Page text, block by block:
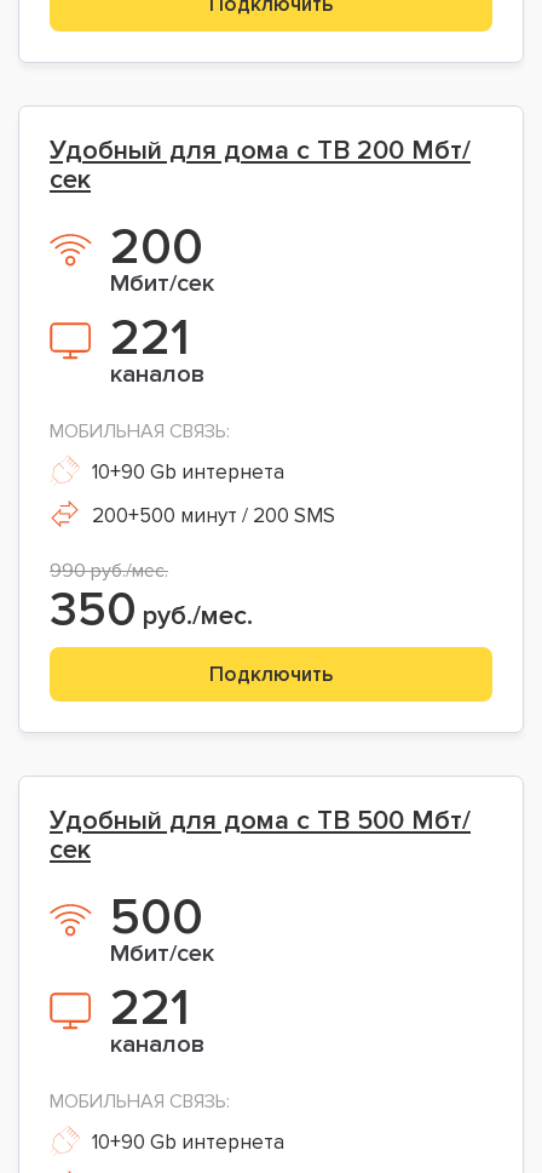
Удобный для дома с ТВ 200 Мбт/
сек
200
Мбит/сек
221
каналов
МОБИЛЬНАЯ СВЯЗЬ:
10+90 Gb интернета
200+500 минут / 200 SMS
990 руб./мес.
350 руб./мес.
Подключить
Удобный для дома с ТВ 500 Мбт/
сек
500
Мбит/сек
221
каналов
МОБИЛЬНАЯ СВЯЗЬ:
10+90 Gb интернета